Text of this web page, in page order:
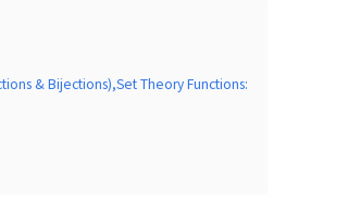
& Bijections),Set Theory Functions: